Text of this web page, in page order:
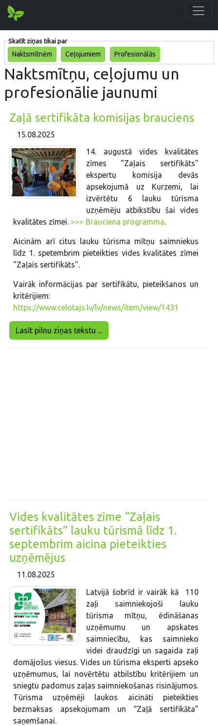
Skatīt ziņas tikai par
Naktsmītnēm
Ceļojumiem Profesionālās
Naktsmītņu, ceļojumu un
profesionālie jaunumi
Zaļā sertifikāta komisijas brauciens
15.08.2025
14. augustā vides kvalitātes
zīmes "Zaļais sertifikāts"
ekspertu komisija devās
apsekojumā uz Kurzemi, lai
izvērtētu 6 lauku tūrisma
uzņēmēju atbikstību šai vides
kvalitātes zīmei.>>> Brauciena programma.
Aicinām arī citus lauku tūrisma mītņu saimniekus
līdz 1. spetembrim pieteikties vides kvalitātes zīmei
"Zaļais sertifikāts".
Vairāk informācijas par sertifikātu, pieteikšanos un
kritērijiem:
https://www.celotajs.lv/lv/news/item/view/1431
Lasīt pilnu ziņas tekstu ...
Vides kvalitātes zīme “Zaļais
sertifikāts” lauku tūrismā līdz 1.
septembrim aicina pieteikties
uzņēmējus
11.08.2025
Latvijā šobrīd ir vairāk kā 110
zaļi saimniekojoši lauku
tūrisma mītņu, ēdināšanas
uzņēmumu un apskates
saimniecību, kas saimnieko
videi draudzīgi un sagaida zaļi
domājošus viesus. Vides un tūrisma eksperti apseko
uzņēmumus, lai novērtētu atbilstību kritērijiem un
sniegtu padomus zaļas saimniekošanas risinājumos.
Tūrisma uzņēmēji laukos aicināti pieteikties
bezmaksas apsekojumam un “Zaļā sertifikāta”
saņemšanai.